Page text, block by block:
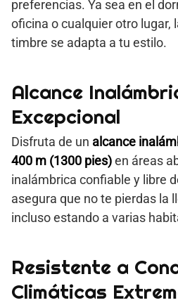
preferencias. Ya sea en el
oficina o cualquier otro lugar,
timbre se adapta a tu estilo.
Alcance
Excepcional
Disfruta de un alcance
400 m (1300 pies)en áreas
inalámbrica confiable y libre
asegura que no te pierdas la
incluso estando a varias
Resistente a
Climáticas